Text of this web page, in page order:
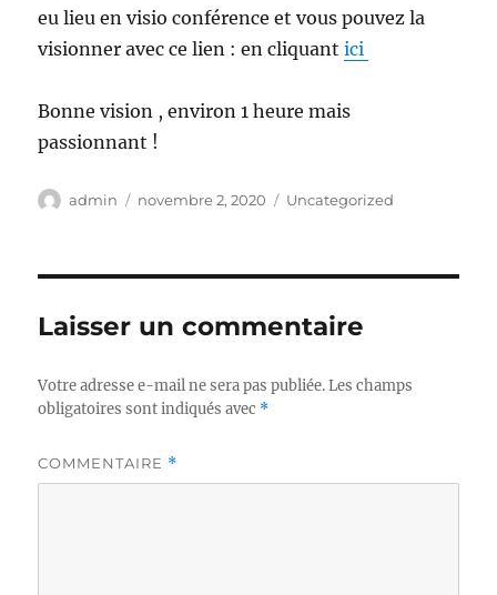
eu lieu en visio conférence et vous pouvez la
visionner avec ce lien : en cliquantici
Bonne vision , environ 1 heure mais
passionnant !
Auteur
admin
Publié
novembre 2, 2020 Catégories
Uncategorized
Laisser un commentaire
Votre adresse e-mail ne sera pas publiée. Les champs
obligatoires sont indiqués avec *
COMMENTAIRE *